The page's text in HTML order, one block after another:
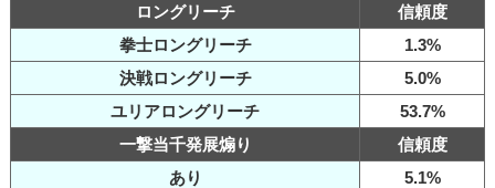
ロングリーチ
信頼度
拳士ロングリーチ
1.3%
決戦ロングリーチ
5.0%
ユリアロングリーチ
53.7%
一撃当千発展煽り
信頼度
あり
5.1%